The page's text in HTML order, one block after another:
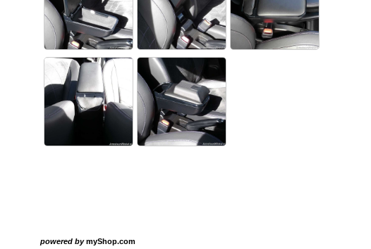
powered bymyShop.com